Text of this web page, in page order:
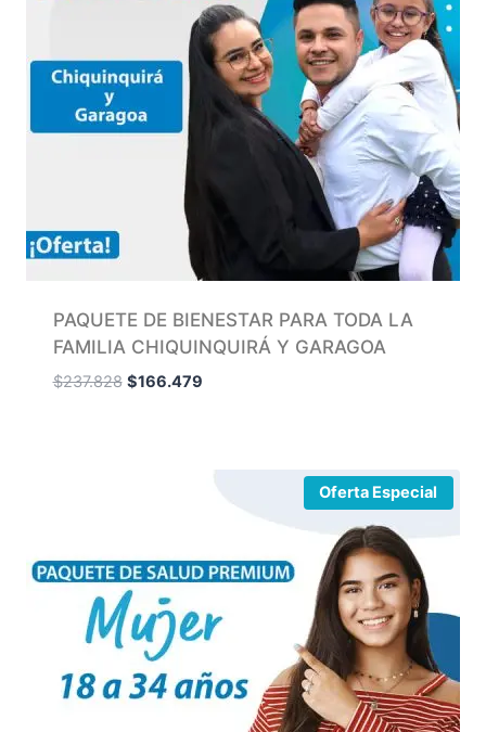
PAQUETE DE BIENESTAR PARA TODA LA
FAMILIA CHIQUINQUIRÁ Y GARAGOA
$237.828 $166.479
Oferta Especial